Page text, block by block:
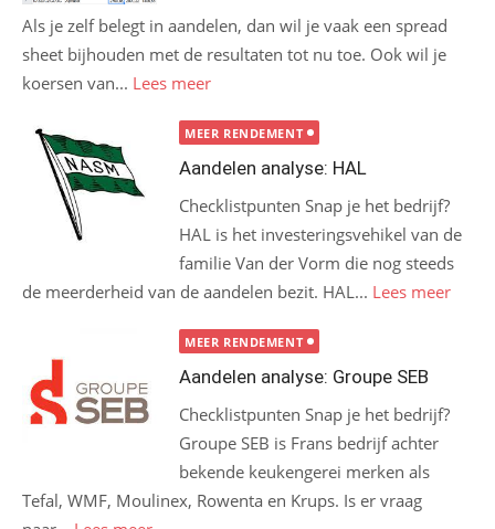
Als je zelf belegt in aandelen, dan wil je vaak een spread
sheet bijhouden met de resultaten tot nu toe. Ook wil je
koersen van... Lees meer
MEER RENDEMENT
Aandelen analyse: HAL
Checklistpunten Snap je het bedrijf?
HAL is het investeringsvehikel van de
familie Van der Vorm die nog steeds
de meerderheid van de aandelen bezit. HAL... Lees meer
MEER RENDEMENT
Aandelen analyse: Groupe SEB
Checklistpunten Snap je het bedrijf?
Groupe SEB is Frans bedrijf achter
bekende keukengerei merken als
Tefal, WMF, Moulinex, Rowenta en Krups. Is er vraag